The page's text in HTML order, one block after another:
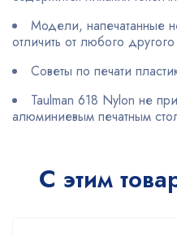
Модели, напечатанные
отличить от любого другого
Советы по печати
Taulman 618 Nylon не
алюминиевым печатным
С этим